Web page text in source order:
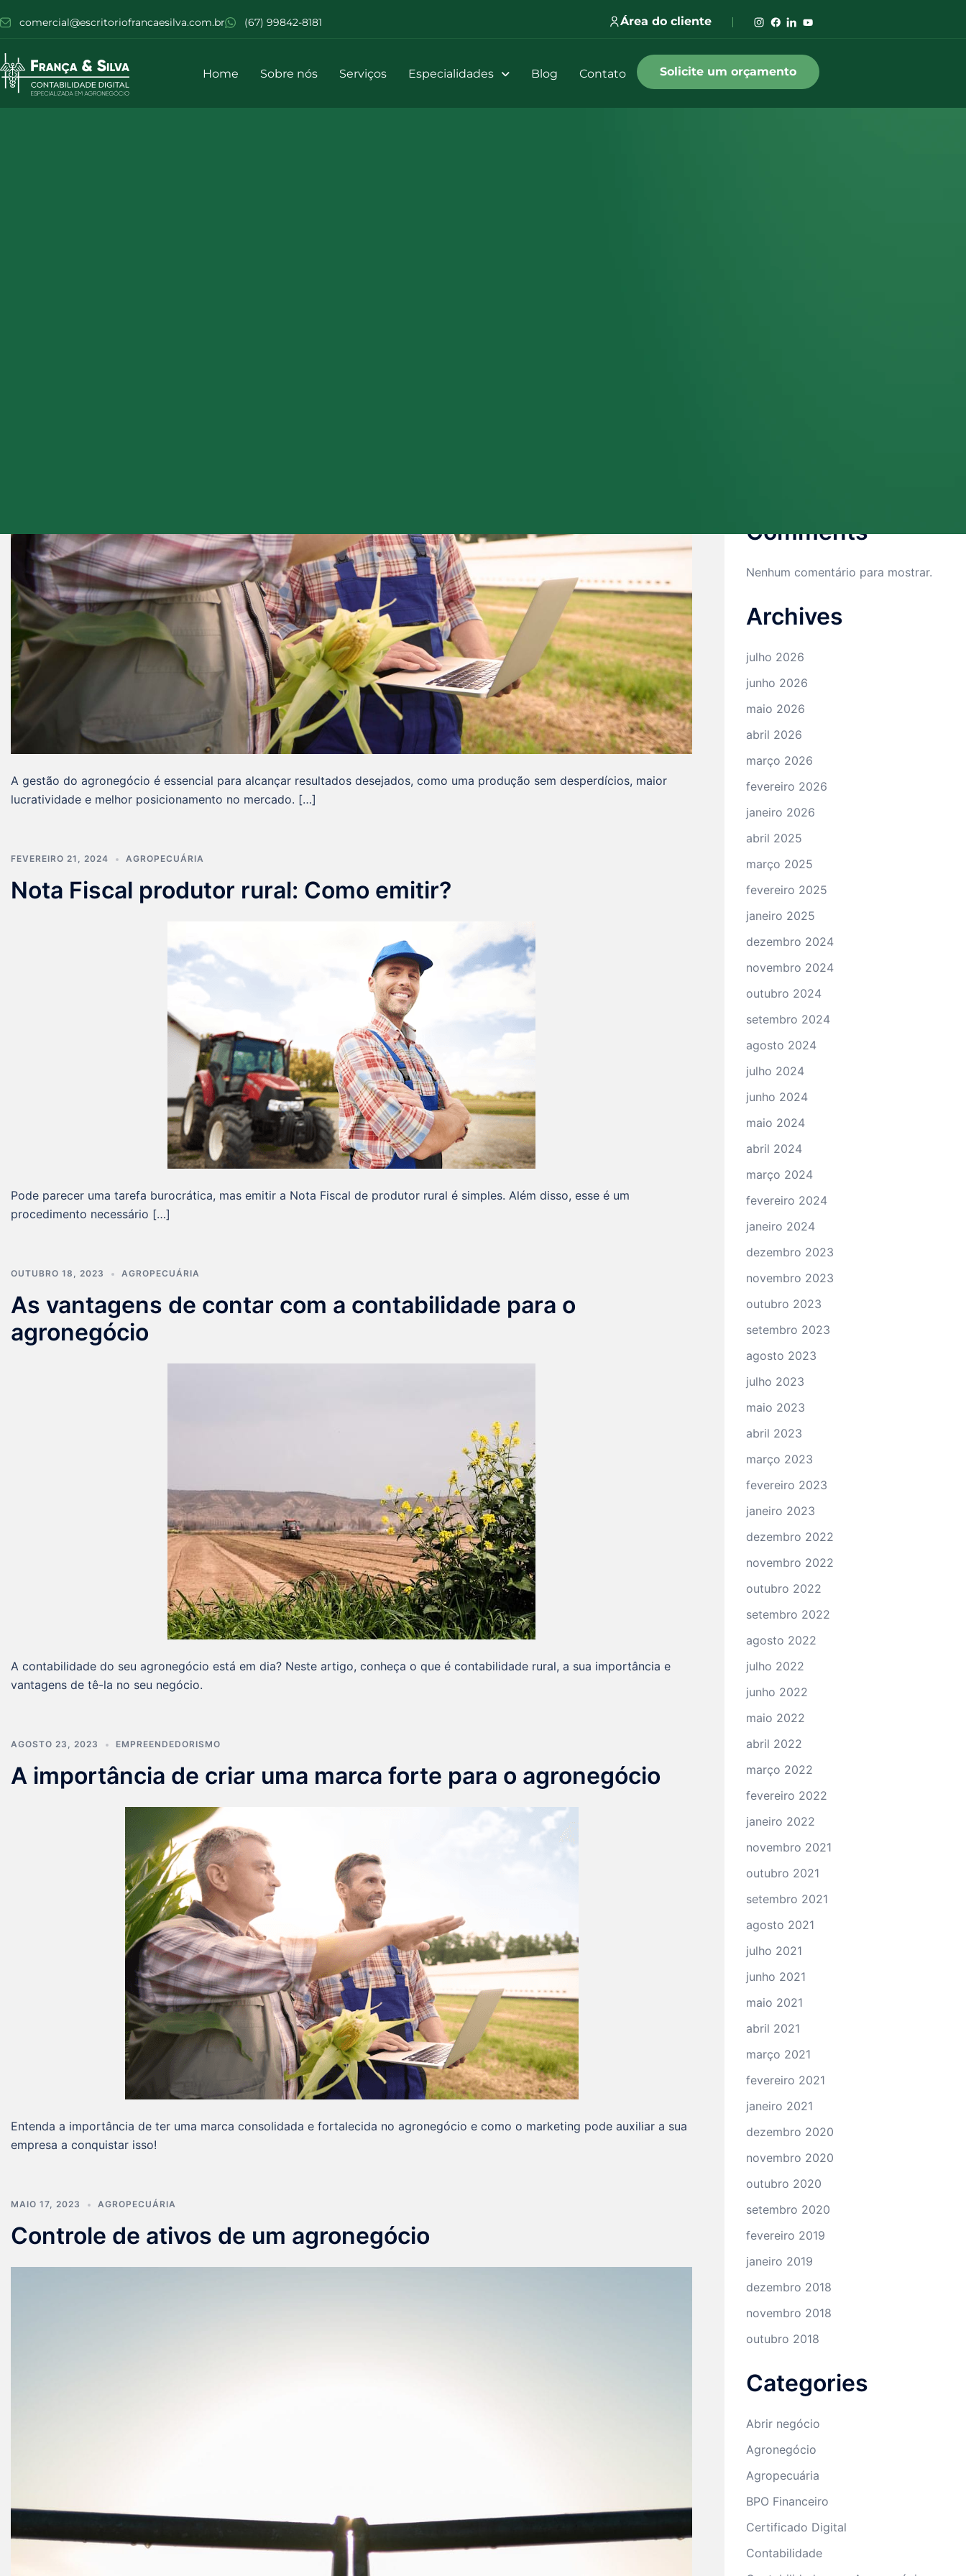
comercial@escritoriofrancaesilva.com.br (67) 99842-8181 Área do cliente
Home Sobre nós Serviços Especialidades Blog Contato Solicite um orçamento
A gestão do agronegócio é essencial para alcançar resultados desejados, como uma produção sem desperdícios, maior
lucratividade e melhor posicionamento no mercado. […]
FEVEREIRO 21, 2024 AGROPECUÁRIA
Nota Fiscal produtor rural: Como emitir?
Pode parecer uma tarefa burocrática, mas emitir a Nota Fiscal de produtor rural é simples. Além disso, esse é um
procedimento necessário […]
OUTUBRO 18, 2023 AGROPECUÁRIA
As vantagens de contar com a contabilidade para o
agronegócio
A contabilidade do seu agronegócio está em dia? Neste artigo, conheça o que é contabilidade rural, a sua importância e
vantagens de tê-la no seu negócio.
AGOSTO 23, 2023 EMPREENDEDORISMO
A importância de criar uma marca forte para o agronegócio
Entenda a importância de ter uma marca consolidada e fortalecida no agronegócio e como o marketing pode auxiliar a sua
empresa a conquistar isso!
MAIO 17, 2023 AGROPECUÁRIA
Controle de ativos de um agronegócio
Comments
Nenhum comentário para mostrar.
Archives
julho 2026
junho 2026
maio 2026
abril 2026
março 2026
fevereiro 2026
janeiro 2026
abril 2025
março 2025
fevereiro 2025
janeiro 2025
dezembro 2024
novembro 2024
outubro 2024
setembro 2024
agosto 2024
julho 2024
junho 2024
maio 2024
abril 2024
março 2024
fevereiro 2024
janeiro 2024
dezembro 2023
novembro 2023
outubro 2023
setembro 2023
agosto 2023
julho 2023
maio 2023
abril 2023
março 2023
fevereiro 2023
janeiro 2023
dezembro 2022
novembro 2022
outubro 2022
setembro 2022
agosto 2022
julho 2022
junho 2022
maio 2022
abril 2022
março 2022
fevereiro 2022
janeiro 2022
novembro 2021
outubro 2021
setembro 2021
agosto 2021
julho 2021
junho 2021
maio 2021
abril 2021
março 2021
fevereiro 2021
janeiro 2021
dezembro 2020
novembro 2020
outubro 2020
setembro 2020
fevereiro 2019
janeiro 2019
dezembro 2018
novembro 2018
outubro 2018
Categories
Abrir negócio
Agronegócio
Agropecuária
BPO Financeiro
Certificado Digital
Contabilidade